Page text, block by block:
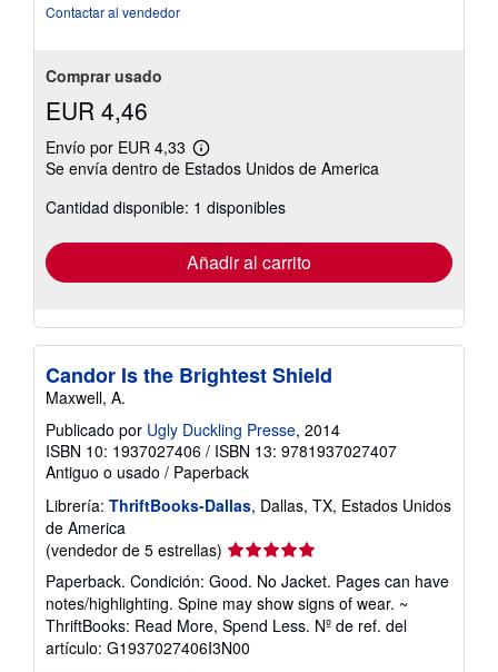
Contactar al vendedor
Comprar usado
EUR 4,46
Envío por EUR 4,33
Más
información
las
tarifas
envío
Se envía dentro de Estados Unidos de America
Cantidad disponible: 1 disponibles
Añadir al carrito
Candor Is the Brightest Shield
Maxwell, A.
Publicado por Ugly Duckling Presse, 2014
ISBN 10: 1937027406 / ISBN 13: 9781937027407
Antiguo o usado / Paperback
Librería: ThriftBooks-Dallas, Dallas, TX, Estados Unidos
de America
(vendedor de 5 estrellas) Calificación
del
vendedor:
5
de
5
Paperback. Condición: Good. No Jacket. Pages can have
notes/highlighting. Spine may show signs of wear. ~
ThriftBooks: Read More, Spend Less. Nº de ref. del
artículo: G1937027406I3N00